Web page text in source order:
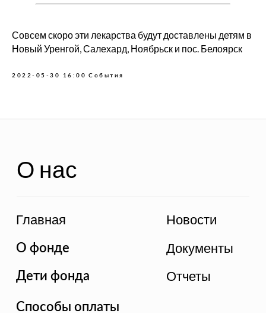
Совсем скоро эти лекарства будут доставлены детям в
Новый Уренгой, Салехард, Ноябрьск и пос. Белоярск
2022-05-30 16:00 События
О фонде Документы
Дети фонда
Благотворительный фонд "ЯМИНЕ", 2022
Связь с нами
Отчеты
Способы оплаты